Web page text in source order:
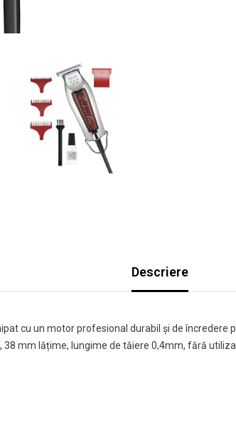
Descriere
cu un motor profesional durabil și de încredere
38 mm lățime, lungime de tăiere 0,4mm, fără